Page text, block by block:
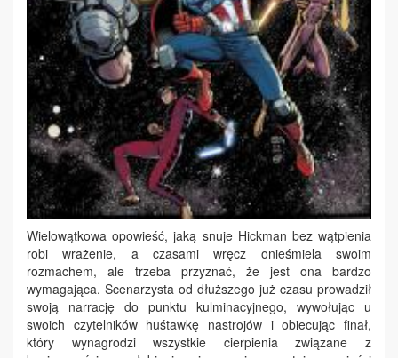
Wielowątkowa opowieść, jaką snuje Hickman bez wątpienia
robi wrażenie, a czasami wręcz onieśmiela swoim
rozmachem, ale trzeba przyznać, że jest ona bardzo
wymagająca. Scenarzysta od dłuższego już czasu prowadził
swoją narrację do punktu kulminacyjnego, wywołując u
swoich czytelników huśtawkę nastrojów i obiecując finał,
który wynagrodzi wszystkie cierpienia związane z